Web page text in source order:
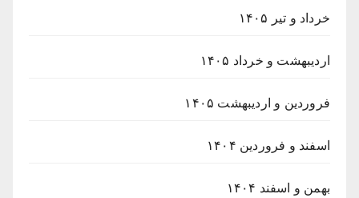
خرداد و تیر ۱۴۰۵
اردیبهشت و خرداد ۱۴۰۵
فروردین و اردیبهشت ۱۴۰۵
اسفند و فروردین ۱۴۰۴
بهمن و اسفند ۱۴۰۴